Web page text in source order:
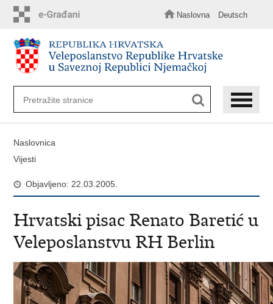
sadržaj
Naslovna Deutsch
Naslovnica
Vijesti
Objavljeno: 22.03.2005.
Hrvatski pisac Renato Baretić u
Veleposlanstvu RH Berlin